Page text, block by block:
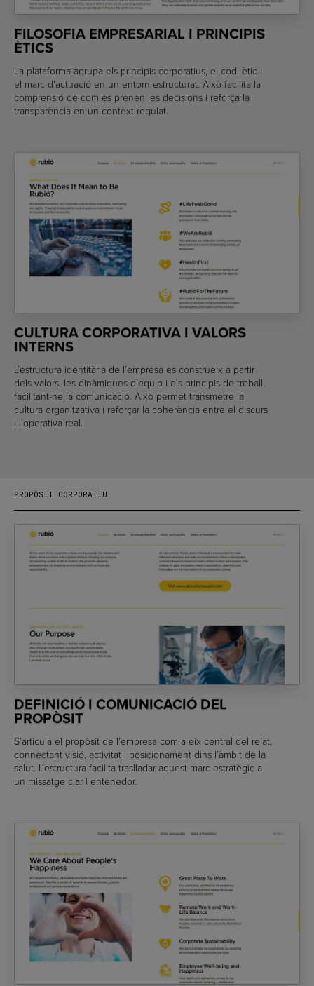
FILOSOFIA EMPRESARIAL I PRINCIPIS
ÈTICS
La plataforma agrupa els principis corporatius, el codi ètic i
el marc d’actuació en un entorn estructurat. Això facilita la
comprensió de com es prenen les decisions i reforça la
transparència en un context regulat.
CULTURA CORPORATIVA I VALORS
INTERNS
L’estructura identitària de l’empresa es construeix a partir
dels valors, les dinàmiques d’equip i els principis de treball,
facilitant-ne la comunicació. Això permet transmetre la
cultura organitzativa i reforçar la coherència entre el discurs
i l’operativa real.
PROPÒSIT CORPORATIU
DEFINICIÓ I COMUNICACIÓ DEL
PROPÒSIT
S’articula el propòsit de l’empresa com a eix central del relat,
connectant visió, activitat i posicionament dins l’àmbit de la
salut. L’estructura facilita traslladar aquest marc estratègic a
un missatge clar i entenedor.